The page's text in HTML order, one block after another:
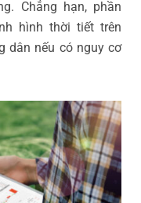
Chẳng hạn, phần
hình thời tiết trên
dân nếu có nguy cơ